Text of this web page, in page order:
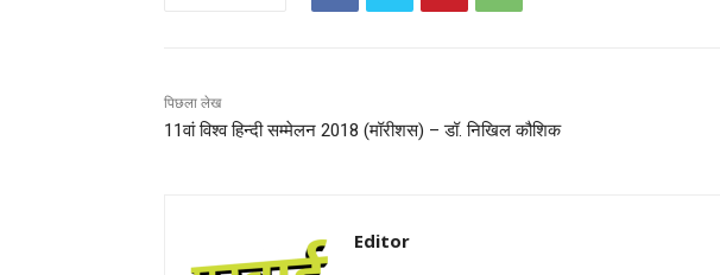
पिछला लेख
11वां विश्व हिन्दी सम्मेलन 2018 (मॉरीशस) – डॉ. निखिल कौशिक
Editor